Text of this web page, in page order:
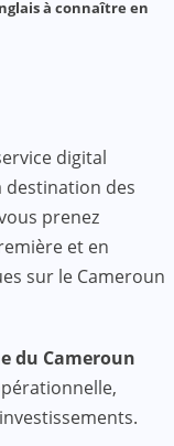
à connaître en
digital
destination des
prenez
et en
sur le Cameroun
du Cameroun